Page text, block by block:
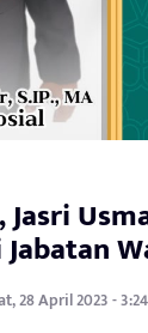
Jasri
28 April 2023 -